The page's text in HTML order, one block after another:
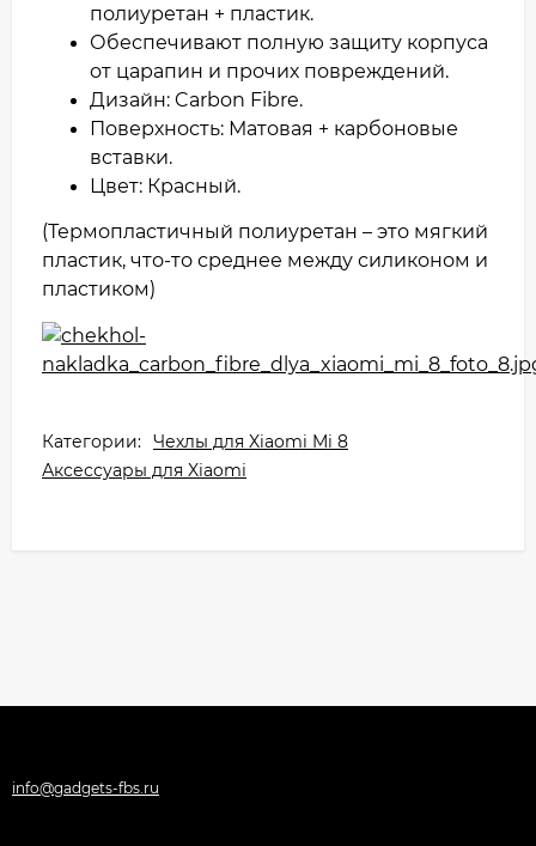
полиуретан + пластик.
Обеспечивают полную защиту корпуса
от царапин и прочих повреждений.
Дизайн: Carbon Fibre.
Поверхность: Матовая + карбоновые
вставки.
Цвет: Красный.
(Термопластичный полиуретан – это мягкий
пластик, что-то среднее между силиконом и
пластиком)
Категории: Чехлы для Xiaomi Mi 8
Аксессуары для Xiaomi
info@gadgets-fbs.ru